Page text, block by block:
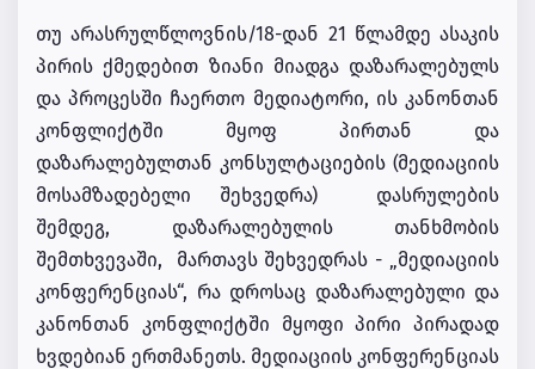
თუ არასრულწლოვნის/18-დან 21 წლამდე ასაკის
პირის ქმედებით ზიანი მიადგა დაზარალებულს
და პროცესში ჩაერთო მედიატორი, ის კანონთან
კონფლიქტში მყოფ პირთან და
დაზარალებულთან კონსულტაციების (მედიაციის
მოსამზადებელი შეხვედრა) დასრულების
შემდეგ, დაზარალებულის თანხმობის
შემთხვევაში, მართავს შეხვედრას - „მედიაციის
კონფერენციას“, რა დროსაც დაზარალებული და
კანონთან კონფლიქტში მყოფი პირი პირადად
ხვდებიან ერთმანეთს. მედიაციის კონფერენციას